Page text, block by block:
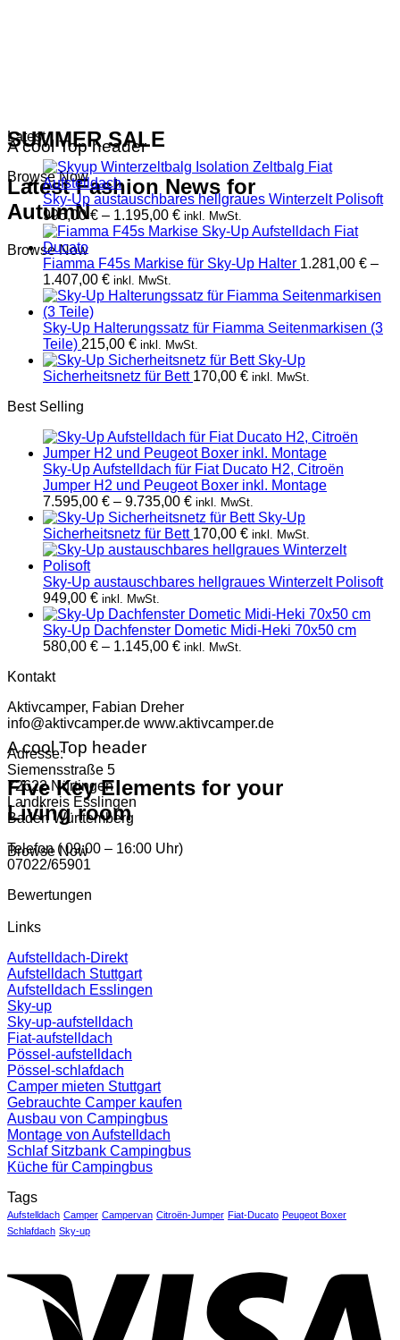
A cool Top header
Latest Fashion News for
AutumN
Browse Now
A cool Top header
Five Key Elements for your
Living room
Browse Now
SUMMER SALE
Browse Now
Latest
Sky-Up austauschbares hellgraues Winterzelt Polisoft
995,00 € – 1.195,00 €Preisspanne:
995,00 €
1.195,00 €
inkl. MwSt.
Fiamma F45s Markise für Sky-Up Halter 1.281,00 € –
1.407,00 €Preisspanne:
1.281,00 €
1.407,00 €
inkl. MwSt.
Sky-Up Halterungssatz für Fiamma Seitenmarkisen (3
Teile) 215,00 € inkl. MwSt.
Sky-Up
Sicherheitsnetz für Bett 170,00 € inkl. MwSt.
Best Selling
Sky-Up Aufstelldach für Fiat Ducato H2, Citroën
Jumper H2 und Peugeot Boxer inkl. Montage
7.595,00 € – 9.735,00 €Preisspanne:
7.595,00 €
bis
9.735,00 €
inkl. MwSt.
Sky-Up
Sicherheitsnetz für Bett 170,00 € inkl. MwSt.
Sky-Up austauschbares hellgraues Winterzelt Polisoft
949,00 € inkl. MwSt.
Sky-Up Dachfenster Dometic Midi-Heki 70x50 cm
580,00 € – 1.145,00 €Preisspanne:
inkl. MwSt.
Kontakt
Aktivcamper, Fabian Dreher
info@aktivcamper.de www.aktivcamper.de
Adresse:
Siemensstraße 5
72622 Nürtingen
Landkreis Esslingen
Baden Württemberg
Telefon ( 09:00 – 16:00 Uhr)
07022/65901
Bewertungen
Links
Aufstelldach-Direkt
Aufstelldach Stuttgart
Aufstelldach Esslingen
Sky-up
Sky-up-aufstelldach
Fiat-aufstelldach
Pössel-aufstelldach
Pössel-schlafdach
Camper mieten Stuttgart
Gebrauchte Camper kaufen
Ausbau von Campingbus
Montage von Aufstelldach
Schlaf Sitzbank Campingbus
Küche für Campingbus
Tags
Aufstelldach Camper Campervan Citroën-Jumper Fiat-Ducato Peugeot Boxer
Schlafdach Sky-up